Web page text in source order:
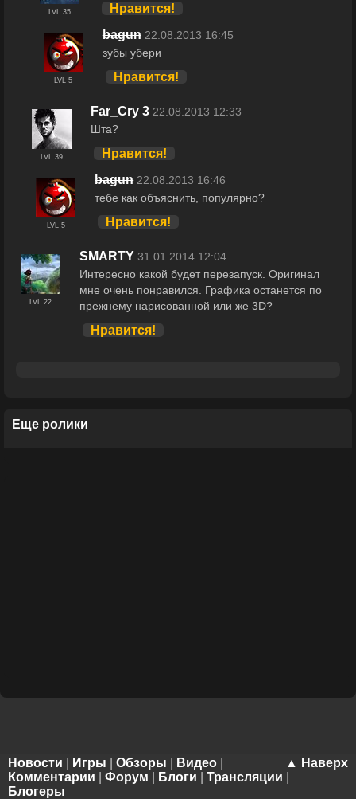
LVL 35 Нравится!
LVL 5
bagun 22.08.2013 16:45
зубы убери
Нравится!
LVL 39
Far_Cry 3 22.08.2013 12:33
Шта?
Нравится!
LVL 5
bagun 22.08.2013 16:46
тебе как объяснить, популярно?
Нравится!
LVL 22
SMARTY 31.01.2014 12:04
Интересно какой будет перезапуск. Оригинал
мне очень понравился. Графика останется по
прежнему нарисованной или же 3D?
Нравится!
Еще ролики
▲ Наверх
Новости Игры Обзоры Видео
Комментарии
Форум Блоги Трансляции
Блогеры